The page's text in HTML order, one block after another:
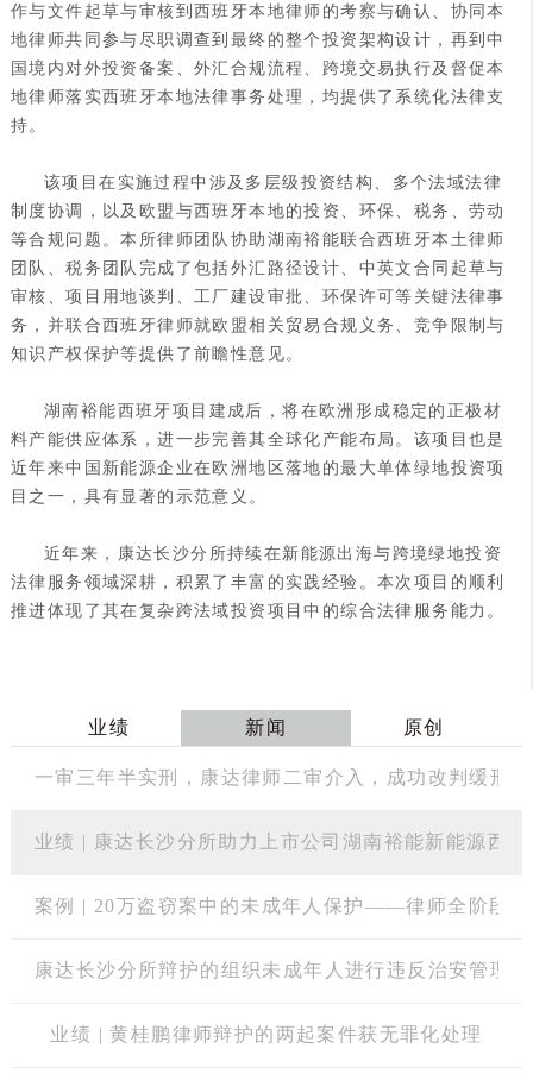
作与文件起草与审核到西班牙本地律师的考察与确认、协同本
地律师共同参与尽职调查到最终的整个投资架构设计，再到中
国境内对外投资备案、外汇合规流程、跨境交易执行及督促本
地律师落实西班牙本地法律事务处理，均提供了系统化法律支
持。
该项目在实施过程中涉及多层级投资结构、多个法域法律
制度协调，以及欧盟与西班牙本地的投资、环保、税务、劳动
等合规问题。本所律师团队协助湖南裕能联合西班牙本土律师
团队、税务团队完成了包括外汇路径设计、中英文合同起草与
审核、项目用地谈判、工厂建设审批、环保许可等关键法律事
务，并联合西班牙律师就欧盟相关贸易合规义务、竞争限制与
知识产权保护等提供了前瞻性意见。
湖南裕能西班牙项目建成后，将在欧洲形成稳定的正极材
料产能供应体系，进一步完善其全球化产能布局。该项目也是
近年来中国新能源企业在欧洲地区落地的最大单体绿地投资项
目之一，具有显著的示范意义。
近年来，康达长沙分所持续在新能源出海与跨境绿地投资
法律服务领域深耕，积累了丰富的实践经验。本次项目的顺利
推进体现了其在复杂跨法域投资项目中的综合法律服务能力。
业绩 新闻 原创
一审三年半实刑，康达律师二审介入，成功改判缓刑
业绩 | 康达长沙分所助力上市公司湖南裕能新能源西
案例 | 20万盗窃案中的未成年人保护——律师全阶段
康达长沙分所辩护的组织未成年人进行违反治安管理
业绩 | 黄桂鹏律师辩护的两起案件获无罪化处理